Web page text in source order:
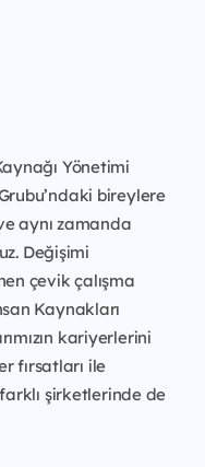
Yönetimi
bireylere
aynı zamanda
Değişimi
çevik çalışma
Kaynakları
kariyerlerini
fırsatları ile
farklı şirketlerinde de